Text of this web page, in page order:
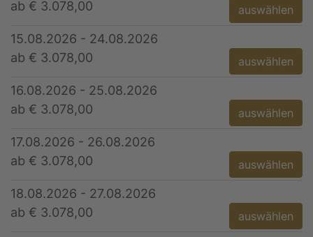
ab € 3.078,00
auswählen
15.08.2026 - 24.08.2026
ab € 3.078,00
auswählen
16.08.2026 - 25.08.2026
ab € 3.078,00
auswählen
17.08.2026 - 26.08.2026
ab € 3.078,00
auswählen
18.08.2026 - 27.08.2026
ab € 3.078,00
auswählen